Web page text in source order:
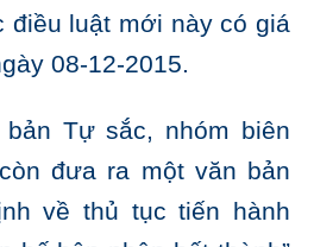
điều luật mới này có giá
08-12-2015.
Tự sắc, nhóm biên
đưa ra một văn bản
về thủ tục tiến hành